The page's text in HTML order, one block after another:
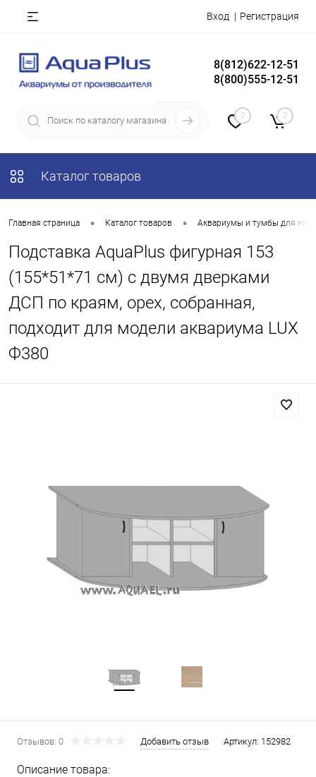
Вход Регистрация
8(812)622-12-51
8(800)555-12-51
0 0
Каталог товаров
Главная страница • Каталог товаров • Аквариумы и тумбы для них
Подставка AquaPlus фигурная 153
(155*51*71 см) с двумя дверками
ДСП по краям, орех, собранная,
подходит для модели аквариума LUX
Ф380
Отзывов: 0 Добавить отзыв Артикул: 152982
Описание товара: